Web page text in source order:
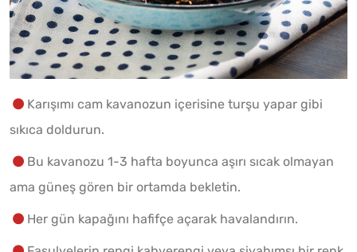
Karışımı cam kavanozun içerisine turşu yapar gibi
sıkıca doldurun.
Bu kavanozu 1-3 hafta boyunca aşırı sıcak olmayan
ama güneş gören bir ortamda bekletin.
Her gün kapağını hafifçe açarak havalandırın.